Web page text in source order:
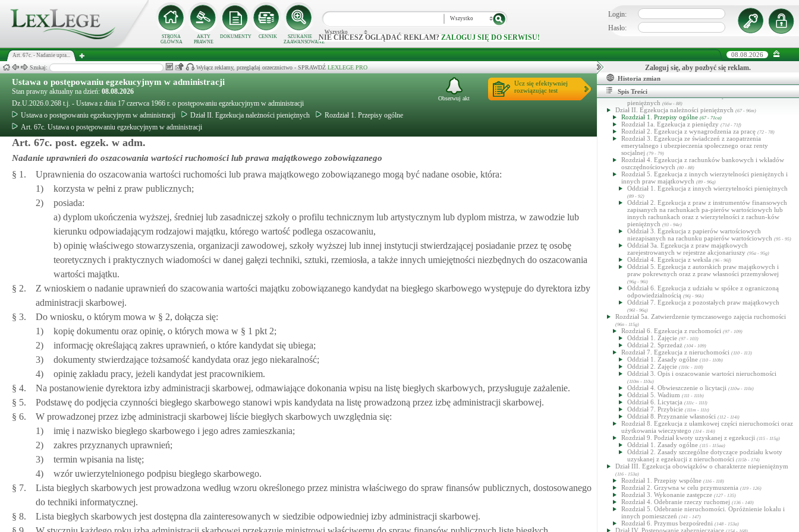
STRONA
GŁÓWNA
AKTY
PRAWNE
DOKUMENTY CENNIK
SZUKANIE
ZAAWANSOWANE
Wszystko
Wszystko
NIE CHCESZ OGLĄDAĆ REKLAM? ZALOGUJ SIĘ DO SERWISU!
Login:
Hasło:
Art. 67c. - Nadanie upra... 08.08.2026
Szukaj: Wyłącz reklamy, przeglądaj orzecznictwo - SPRAWDŹ LEXLEGE PRO
Ustawa o postępowaniu egzekucyjnym w administracji
Stan prawny aktualny na dzień: 08.08.2026
Dz.U.2026.0.268 t.j. - Ustawa z dnia 17 czerwca 1966 r. o postępowaniu egzekucyjnym w administracji
Ustawa o postępowaniu egzekucyjnym w administracji
Dział II. Egzekucja należności pieniężnych
Rozdział 1. Przepisy ogólne
Art. 67c. Ustawa o postępowaniu egzekucyjnym w administracji
Ucz się efektywniej
rozwiązując test
Obserwuj akt
Art. 67c. post. egzek. w adm.
Nadanie uprawnień do oszacowania wartości ruchomości lub prawa majątkowego zobowiązanego
§ 1.
Uprawnienia do oszacowania wartości ruchomości lub prawa majątkowego zobowiązanego mogą być nadane osobie, która:
1)
korzysta w pełni z praw publicznych;
2)
posiada:
a) dyplom ukończenia wyższej, średniej lub zasadniczej szkoły o profilu technicznym lub artystycznym lub dyplom mistrza, w zawodzie lub
kierunku odpowiadającym rodzajowi majątku, którego wartość podlega oszacowaniu,
b) opinię właściwego stowarzyszenia, organizacji zawodowej, szkoły wyższej lub innej instytucji stwierdzającej posiadanie przez tę osobę
teoretycznych i praktycznych wiadomości w danej gałęzi techniki, sztuki, rzemiosła, a także innych umiejętności niezbędnych do oszacowania
wartości majątku.
§ 2.
Z wnioskiem o nadanie uprawnień do szacowania wartości majątku zobowiązanego kandydat na biegłego skarbowego występuje do dyrektora izby
administracji skarbowej.
§ 3.
Do wniosku, o którym mowa w § 2, dołącza się:
1)
kopię dokumentu oraz opinię, o których mowa w § 1 pkt 2;
2)
informację określającą zakres uprawnień, o które kandydat się ubiega;
3)
dokumenty stwierdzające tożsamość kandydata oraz jego niekaralność;
4)
opinię zakładu pracy, jeżeli kandydat jest pracownikiem.
§ 4.
Na postanowienie dyrektora izby administracji skarbowej, odmawiające dokonania wpisu na listę biegłych skarbowych, przysługuje zażalenie.
§ 5.
Podstawę do podjęcia czynności biegłego skarbowego stanowi wpis kandydata na listę prowadzoną przez izbę administracji skarbowej.
§ 6.
W prowadzonej przez izbę administracji skarbowej liście biegłych skarbowych uwzględnia się:
1)
imię i nazwisko biegłego skarbowego i jego adres zamieszkania;
2)
zakres przyznanych uprawnień;
3)
termin wpisania na listę;
4)
wzór uwierzytelnionego podpisu biegłego skarbowego.
§ 7.
Lista biegłych skarbowych jest prowadzona według wzoru określonego przez ministra właściwego do spraw finansów publicznych, dostosowanego
do techniki informatycznej.
§ 8.
Lista biegłych skarbowych jest dostępna dla zainteresowanych w siedzibie odpowiedniej izby administracji skarbowej.
Zaloguj się, aby pozbyć się reklam.
Historia zmian
Spis Treści
Dział 1. Przepisy ogólne
Rozdział 1. Zasady ogólne(1 - 18)
Rozdział 1a. Rejestr Należności Publicznoprawnych (18a - 18u)
Rozdział 2. Organy egzekucyjne(19 - 25)
Rozdział 5. Zbieg egzekucji(62 - 63a)
Rozdział 6. Koszty egzekucyjne(64 - 66)
Rozdział 7. Uchylony
Oddział 1. Zasady ogólne
Oddział 2. Udzielanie informacji
Oddział 4. Dochodzenie lub zabezpieczanie należności
pieniężnych (66w - 88)
Dział II. Egzekucja należności pieniężnych (67 - 96m)
Rozdział 1. Przepisy ogólne (67 - 71ca)
Rozdział 1a. Egzekucja z pieniędzy (71d - 71f)
Rozdział 2. Egzekucja z wynagrodzenia za pracę (72 - 78)
Rozdział 3. Egzekucja ze świadczeń z zaopatrzenia
emerytalnego i ubezpieczenia społecznego oraz renty
socjalnej (79 - 79)
Rozdział 4. Egzekucja z rachunków bankowych i wkładów
oszczędnościowych (80 - 88)
Rozdział 5. Egzekucja z innych wierzytelności pieniężnych i
innych praw majątkowych (89 - 96q)
Oddział 1. Egzekucja z innych wierzytelności pieniężnych
(89 - 92)
Oddział 2. Egzekucja z praw z instrumentów finansowych
zapisanych na rachunkach pa-pierów wartościowych lub
innych rachunkach oraz z wierzytelności z rachun-ków
pieniężnych (93 - 94e)
Oddział 3. Egzekucja z papierów wartościowych
niezapisanych na rachunku papierów wartościowych (95 - 95)
Oddział 3a. Egzekucja z praw majątkowych
zarejestrowanych w rejestrze akcjonariuszy (95a - 95g)
Oddział 4. Egzekucja z weksla (96 - 96f)
Oddział 5. Egzekucja z autorskich praw majątkowych i
praw pokrewnych oraz z praw własności przemysłowej
(96g - 96i)
Oddział 6. Egzekucja z udziału w spółce z ograniczoną
odpowiedzialnością (96j - 96k)
Oddział 7. Egzekucja z pozostałych praw majątkowych
(96l - 96q)
Rozdział 5a. Zatwierdzenie tymczasowego zajęcia ruchomości
(96n - 115g)
Rozdział 6. Egzekucja z ruchomości (97 - 109)
Oddział 1. Zajęcie (97 - 103)
Oddział 2. Sprzedaż (104 - 109)
Rozdział 7. Egzekucja z nieruchomości (110 - 113)
Oddział 1. Zasady ogólne (110 - 110b)
Oddział 2. Zajęcie (110c - 110l)
Oddział 3. Opis i oszacowanie wartości nieruchomości
(110m - 110u)
Oddział 4. Obwieszczenie o licytacji (110w - 110z)
Oddział 5. Wadium (111 - 111b)
Oddział 6. Licytacja (111c - 111l)
Oddział 7. Przybicie (111m - 111t)
Oddział 8. Przyznanie własności (112 - 114i)
Rozdział 8. Egzekucja z ułamkowej części nieruchomości oraz
użytkowania wieczystego (114 - 114i)
Rozdział 9. Podział kwoty uzyskanej z egzekucji (115 - 115g)
Oddział 1. Zasady ogólne (115 - 115aa)
Oddział 2. Zasady szczególne dotyczące podziału kwoty
uzyskanej z egzekucji z nieruchomości (115b - 174)
Dział III. Egzekucja obowiązków o charakterze niepieniężnym
(116 - 153a)
Rozdział 1. Przepisy wspólne (116 - 118)
Rozdział 2. Grzywna w celu przymuszenia (119 - 126)
Rozdział 3. Wykonanie zastępcze (127 - 135)
Rozdział 4. Odebranie rzeczy ruchomej (136 - 140)
Rozdział 5. Odebranie nieruchomości. Opróżnienie lokalu i
innych pomieszczeń (141 - 147)
Rozdział 6. Przymus bezpośredni (148 - 153a)
Dział IV. Postępowanie zabezpieczające